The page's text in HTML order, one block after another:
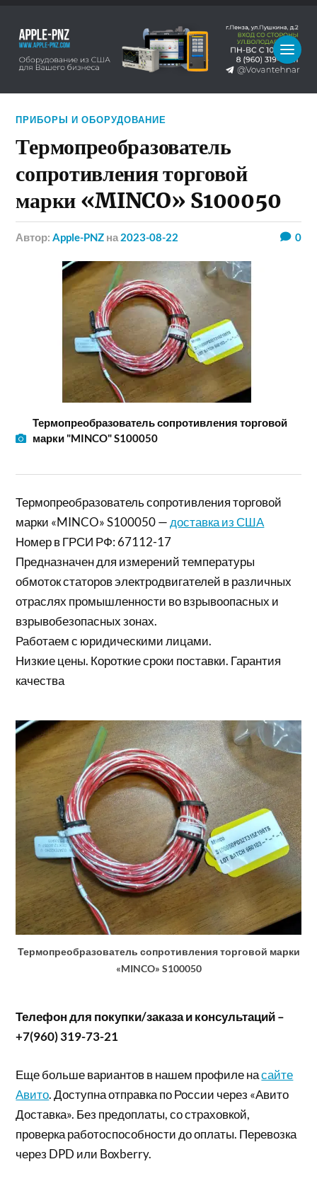
ПРИБОРЫ И ОБОРУДОВАНИЕ
Термопреобразователь
сопротивления торговой
марки «MINCO» S100050
Автор:Apple-PNZ на 2023-08-22 0
Термопреобразователь сопротивления торговой
марки "MINCO" S100050
Термопреобразователь сопротивления торговой
марки «MINCO» S100050 — доставка из США
Номер в ГРСИ РФ: 67112-17
Предназначен для измерений температуры
обмоток статоров электродвигателей в различных
отраслях промышленности во взрывоопасных и
взрывобезопасных зонах.
Работаем с юридическими лицами.
Низкие цены. Короткие сроки поставки. Гарантия
качества
Термопреобразователь сопротивления торговой марки
«MINCO» S100050
Телефон для покупки/заказа и консультаций –
+7(960) 319-73-21
Еще больше вариантов в нашем профиле насайте
Авито. Доступна отправка по России через «Авито
Доставка». Без предоплаты, со страховкой,
проверка работоспособности до оплаты. Перевозка
через DPD или Boxberry.